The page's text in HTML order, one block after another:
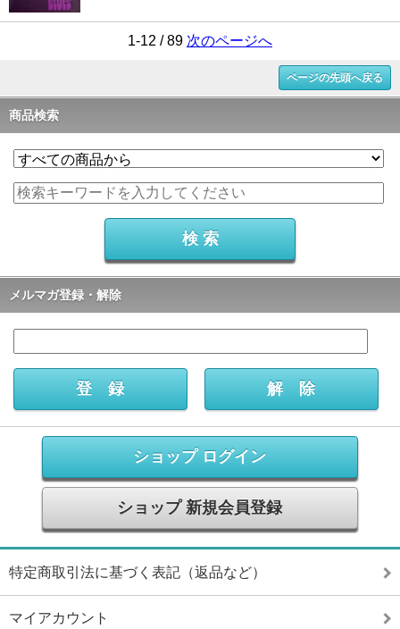
1-12 / 89 次のページへ
ページの先頭へ戻る
商品検索
メルマガ登録・解除
ショップ ログイン
ショップ 新規会員登録
特定商取引法に基づく表記（返品など）
マイアカウント